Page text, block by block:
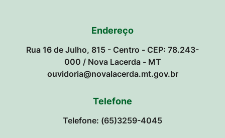
Endereço
Rua 16 de Julho, 815 - Centro - CEP: 78.243-
000 / Nova Lacerda - MT
ouvidoria@novalacerda.mt.gov.br
Telefone
Telefone: (65)3259-4045